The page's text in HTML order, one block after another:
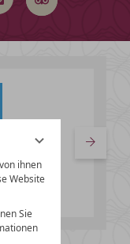
ihnen
Website
Sie